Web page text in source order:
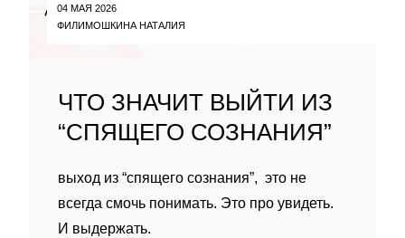
04 МАЯ 2026
ФИЛИМОШКИНА НАТАЛИЯ
ЧТО ЗНАЧИТ ВЫЙТИ ИЗ
“СПЯЩЕГО СОЗНАНИЯ”
выход из “спящего сознания”, это не
всегда смочь понимать. Это про увидеть.
И выдержать.